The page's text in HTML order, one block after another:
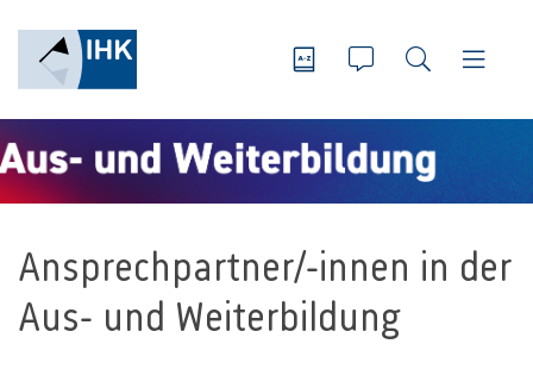
Ansprechpartner/-innen in der
Aus- und Weiterbildung